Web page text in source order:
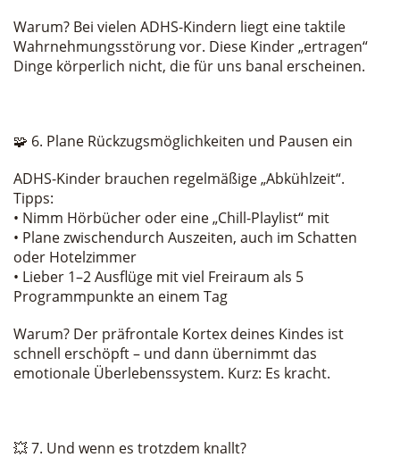
Warum? Bei vielen ADHS-Kindern liegt eine taktile
Wahrnehmungsstörung vor. Diese Kinder „ertragen“
Dinge körperlich nicht, die für uns banal erscheinen.
🧩 6. Plane Rückzugsmöglichkeiten und Pausen ein
ADHS-Kinder brauchen regelmäßige „Abkühlzeit“.
Tipps:
• Nimm Hörbücher oder eine „Chill-Playlist“ mit
• Plane zwischendurch Auszeiten, auch im Schatten
oder Hotelzimmer
• Lieber 1–2 Ausflüge mit viel Freiraum als 5
Programmpunkte an einem Tag
Warum? Der präfrontale Kortex deines Kindes ist
schnell erschöpft – und dann übernimmt das
emotionale Überlebenssystem. Kurz: Es kracht.
💥 7. Und wenn es trotzdem knallt?